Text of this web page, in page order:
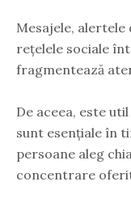
Mesajele,
rețelele sociale
fragmentează
De aceea, este
sunt esențiale în
persoane aleg
concentrare